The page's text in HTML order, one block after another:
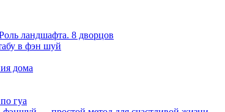
ландшафта. 8 дворцов
в фэн шуй
дома
гуа